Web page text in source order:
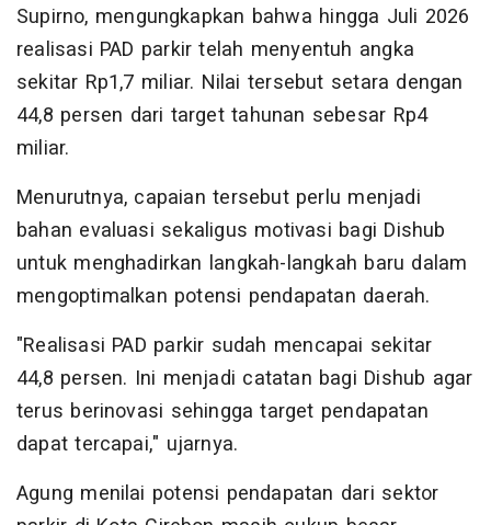
Supirno, mengungkapkan bahwa hingga Juli 2026
realisasi PAD parkir telah menyentuh angka
sekitar Rp1,7 miliar. Nilai tersebut setara dengan
44,8 persen dari target tahunan sebesar Rp4
miliar.
Menurutnya, capaian tersebut perlu menjadi
bahan evaluasi sekaligus motivasi bagi Dishub
untuk menghadirkan langkah-langkah baru dalam
mengoptimalkan potensi pendapatan daerah.
"Realisasi PAD parkir sudah mencapai sekitar
44,8 persen. Ini menjadi catatan bagi Dishub agar
terus berinovasi sehingga target pendapatan
dapat tercapai," ujarnya.
Agung menilai potensi pendapatan dari sektor